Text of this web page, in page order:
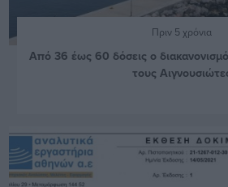
Πριν 5 χρόνια
Από 36 έως 60 δόσεις ο
τους